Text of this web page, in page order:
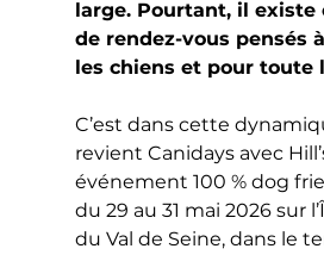
large. Pourtant, il existe
de rendez-vous pensés
les chiens et pour toute
C’est dans cette
revient Canidays avec
événement 100 % dog
du 29 au 31 mai 2026 sur
du Val de Seine, dans le